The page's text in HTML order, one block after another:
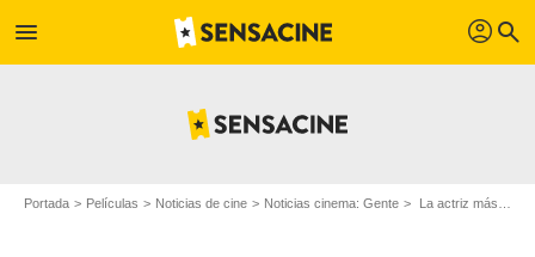
menu profil search
Portada Películas Noticias de cine Noticias cinema: Gente La actriz más longeva de 'Mary Poppins' acaba de cumplir 100 años: es toda una leyenda en Disney y así luce en la actualidad